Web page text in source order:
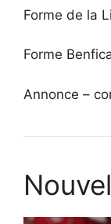
Forme de la
Forme
Annonce –